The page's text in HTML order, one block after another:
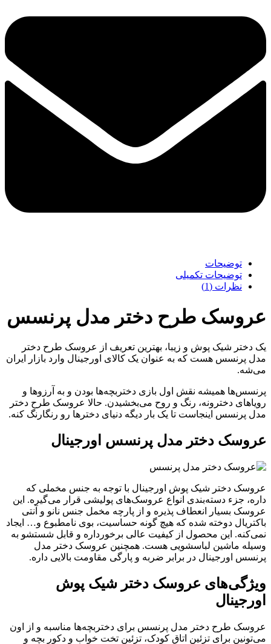
توضیحات
توضیحات تکمیلی
نظرات (1)
عروسک طرح دختر مدل پرنسس
یک دختر شیک پوش و زیبا، بهترین تعریف از عروسک طرح دختر
مدل پرنسس هست که به عنوان یک کالای اورجینال وارد بازار ایران
می‌شه.
پرنسس‌ها همیشه نقش اول بازی دختربچه‌ها بودن و به آرزوها و
رویاهای دخترونه، رنگ و روح می‌بخشیدن. حالا عروسک طرح دختر
مدل پرنسس اینجاست تا یک بار دیگه دنیای دخترها رو رنگارنگ کنه.
عروسک دختر مدل پرنسس اورجینال
عروسک دختر شیک پوش اورجینال با توجه به جنس مخملی که
داره، جزء دسته‌بندی انواع عروسک‌های پولیشی قرار می‌گیره. این
عروسک بسیار انعطاف پذیره و از پارچه مخمل جنس نانو و آنتی
باکتریال دوخته شده که هیچ گونه حساسیت، بوی نامطبوع و… ایجاد
نمی‌کنه. این محصول از کیفیت عالی برخورداره و قابل شستشو به
وسیله ماشین لباسشویی هست. همچنین عروسک دختر مدل
پرنسس اورجینال در برابر ضربه و پارگی مقاومت بالایی داره.
ویژگی‌های عروسک دختر شیک پوش
اورجینال
عروسک طرح دختر مدل پرنسس برای دختربچه‌ها مناسبه و از اون
می‌تونین برای تزئین اتاق کودک، تزئین تخت خواب و دکور بچه و